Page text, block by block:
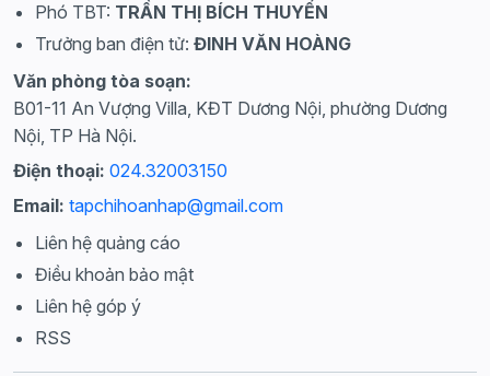
Phó TBT: TRẦN THỊ BÍCH THUYẾN
Trưởng ban điện tử: ĐINH VĂN HOÀNG
Văn phòng tòa soạn:
B01-11 An Vượng Villa, KĐT Dương Nội, phường Dương
Nội, TP Hà Nội.
Điện thoại: 024.32003150
Email: tapchihoanhap@gmail.com
Liên hệ quảng cáo
Điều khoản bảo mật
Liên hệ góp ý
RSS